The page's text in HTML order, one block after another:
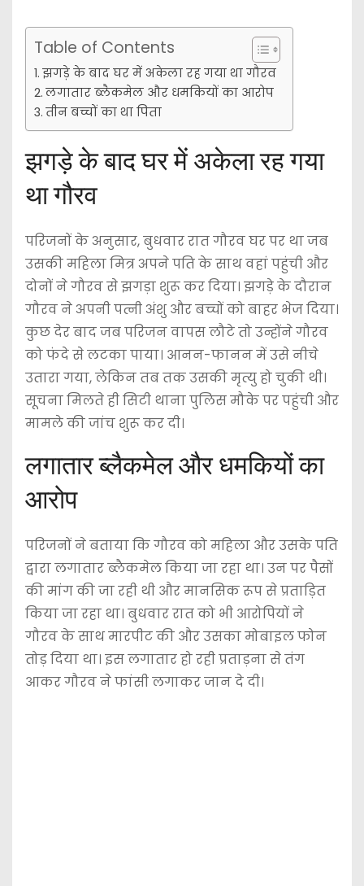
Table of Contents
झगड़े के बाद घर में अकेला रह गया था गौरव
लगातार ब्लैकमेल और धमकियों का आरोप
तीन बच्चों का था पिता
झगड़े के बाद घर में अकेला रह गया
था गौरव
परिजनों के अनुसार, बुधवार रात गौरव घर पर था जब
उसकी महिला मित्र अपने पति के साथ वहां पहुंची और
दोनों ने गौरव से झगड़ा शुरू कर दिया। झगड़े के दौरान
गौरव ने अपनी पत्नी अंशु और बच्चों को बाहर भेज दिया।
कुछ देर बाद जब परिजन वापस लौटे तो उन्होंने गौरव
को फंदे से लटका पाया। आनन-फानन में उसे नीचे
उतारा गया, लेकिन तब तक उसकी मृत्यु हो चुकी थी।
सूचना मिलते ही सिटी थाना पुलिस मौके पर पहुंची और
मामले की जांच शुरू कर दी।
लगातार ब्लैकमेल और धमकियों का
आरोप
परिजनों ने बताया कि गौरव को महिला और उसके पति
द्वारा लगातार ब्लैकमेल किया जा रहा था। उन पर पैसों
की मांग की जा रही थी और मानसिक रूप से प्रताड़ित
किया जा रहा था। बुधवार रात को भी आरोपियों ने
गौरव के साथ मारपीट की और उसका मोबाइल फोन
तोड़ दिया था। इस लगातार हो रही प्रताड़ना से तंग
आकर गौरव ने फांसी लगाकर जान दे दी।